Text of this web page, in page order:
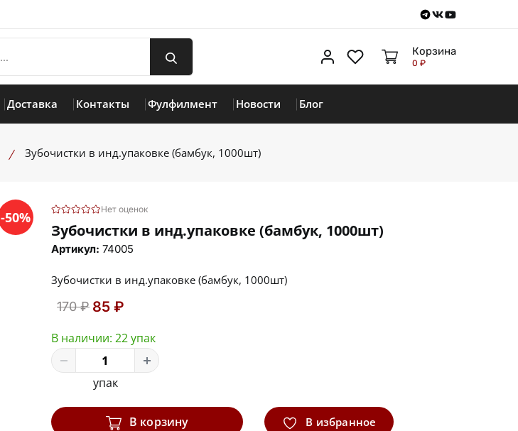
Telegram
VKontakte
Youtube
Личный кабинет
ИзбранноеКорзина
0 ₽
Доставка Контакты Фулфилмент Новости Блог
Зубочистки в инд.упаковке (бамбук, 1000шт)
-50% Нет оценок
Зубочистки в инд.упаковке (бамбук, 1000шт)
Артикул: 74005
Зубочистки в инд.упаковке (бамбук, 1000шт)
170 ₽ 85 ₽
В наличии: 22 упак
упак
В корзину В избранное